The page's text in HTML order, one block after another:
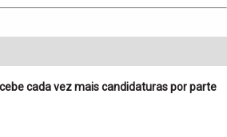
cada vez mais candidaturas por parte